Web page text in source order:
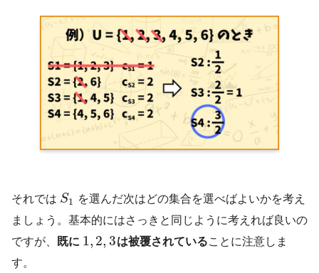
それでは S1 を選んだ次はどの集合を選べばよいかを考え
ましょう。基本的にはさっきと同じように考えれば良いの
ですが、
既に 1, 2, 3は被覆されていることに注意しま
す。